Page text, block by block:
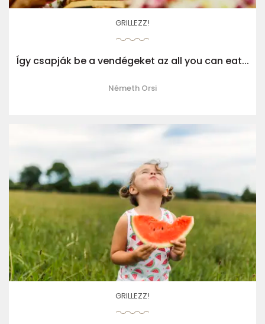
GRILLEZZ!
Így csapják be a vendégeket az all you can eat...
Németh Orsi
GRILLEZZ!